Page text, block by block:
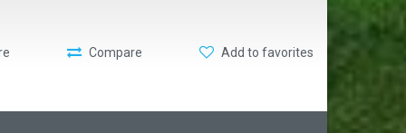
Compare Add to favorites